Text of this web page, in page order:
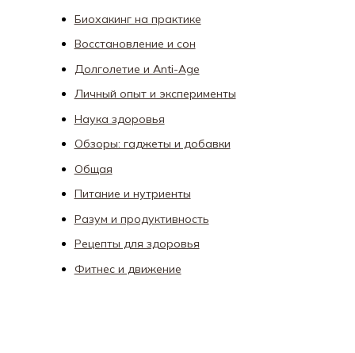
Биохакинг на практике
Восстановление и сон
Долголетие и Anti-Age
Личный опыт и эксперименты
Наука здоровья
Обзоры: гаджеты и добавки
Общая
Питание и нутриенты
Разум и продуктивность
Рецепты для здоровья
Фитнес и движение